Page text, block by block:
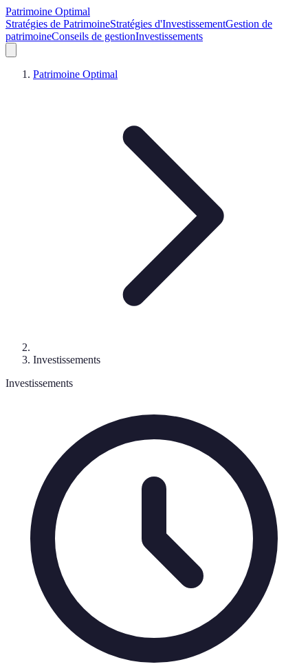
Patrimoine Optimal
Stratégies de PatrimoineStratégies d'InvestissementGestion de
patrimoineConseils de gestionInvestissements
Patrimoine Optimal
Investissements
Investissements